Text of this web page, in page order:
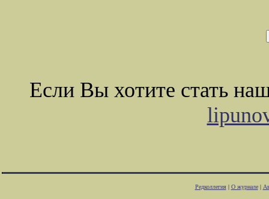
Если Вы хотите стать
Редколлегия| О журнале|